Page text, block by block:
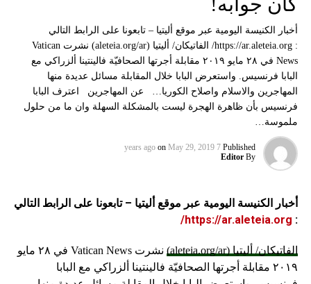
أخبار الكنيسة اليومية عبر موقع أليتيا – تابعونا على الرابط التالي
: https://ar.aleteia.org/ الفاتيكان/ أليتيا (aleteia.org/ar) نشرت Vatican
News في ٢٨ مايو ٢٠١٩ مقابلة أجرتها الصحافيّة فالينتينا ألزراكي مع
البابا فرنسيس. واستعرض البابا خلال المقابلة مسائل عديدة منها
المهاجرين والاسلام واصلاح الكوريا… عن المهاجرين اعترف البابا
فرنسيس بأن ظاهرة الهجرة ليست بالمشكلة السهلة وان ما من حلول
ملموسة…
Published
7 years ago
on May 29, 2019
By
Editor
أخبار الكنيسة اليومية عبر موقع أليتيا – تابعونا على الرابط التالي
:
https://ar.aleteia.org/
الفاتيكان/ أليتيا (aleteia.org/ar)
نشرت Vatican News في ٢٨ مايو
٢٠١٩ مقابلة أجرتها الصحافيّة فالينتينا ألزراكي مع البابا